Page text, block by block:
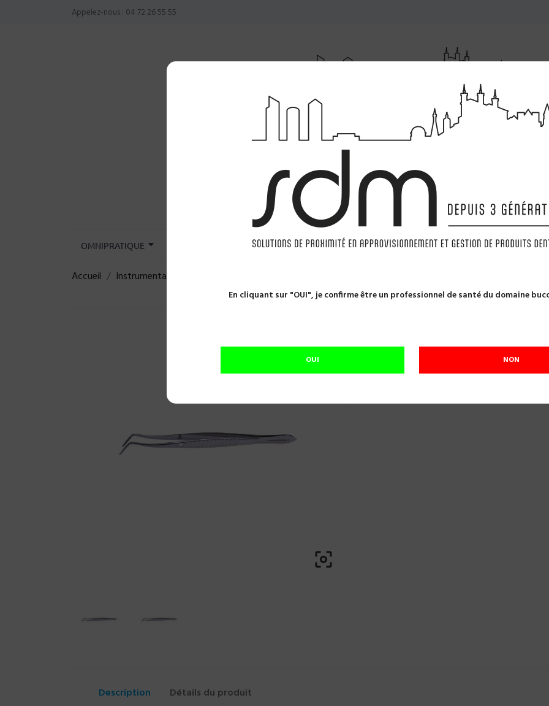
En cliquant sur "OUI", je confirme être un professionnel de santé du domaine
OUI NON
Appelez-nous : 04 72 26 55 55
OMNIPRATIQUE INSTRUMENTATIONS MATÉRIELS LABORATOIRE
Accueil Instrumentations

Précelle à stries et pointes courbée.
Description Détails du produit